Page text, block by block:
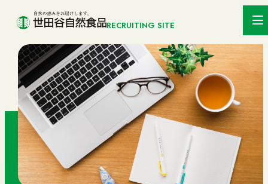
RECRUITING SITE